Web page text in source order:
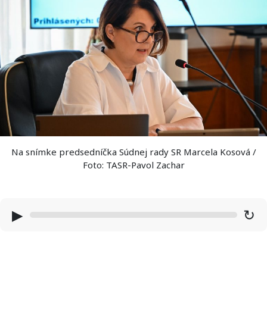
Na snímke predsedníčka Súdnej rady SR Marcela Kosová /
Foto: TASR-Pavol Zachar
▶ ↻